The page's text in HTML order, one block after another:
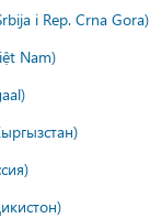
i Rep. Crna Gora)
Nam)